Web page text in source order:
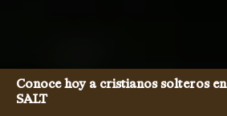
Conoce hoy a cristianos solteros en
SALT